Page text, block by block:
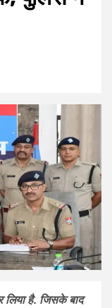
लिया है. जिसके बाद